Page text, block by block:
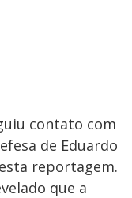
contato com
de Eduardo
reportagem.
que a